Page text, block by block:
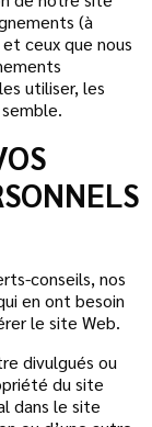
(à
ceux que nous
utiliser, les
conseils, nos
en ont besoin
le site Web.
divulgués ou
du site
dans le site